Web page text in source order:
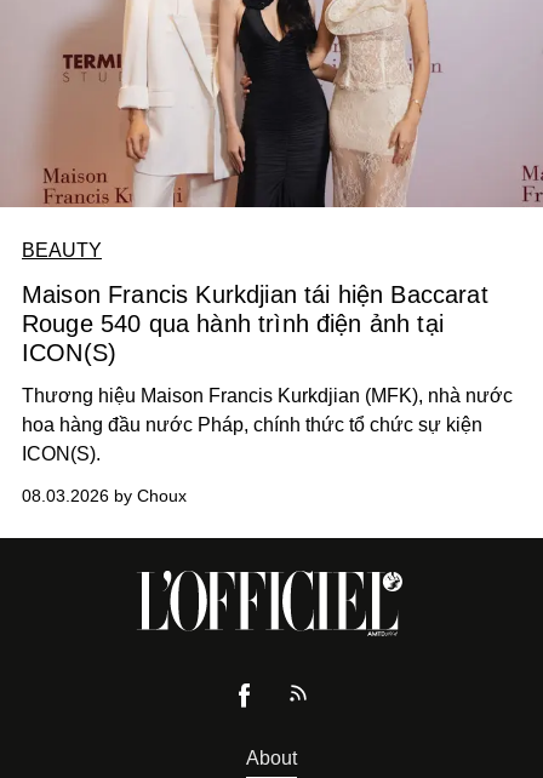
BEAUTY
Maison Francis Kurkdjian tái hiện Baccarat
Rouge 540 qua hành trình điện ảnh tại
ICON(S)
Thương hiệu Maison Francis Kurkdjian (MFK), nhà nước
hoa hàng đầu nước Pháp, chính thức tổ chức sự kiện
ICON(S).
08.03.2026 by Choux
About